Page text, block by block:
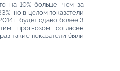
на 10% больше, чем за
но в целом показатели
г. будет сдано более 3
прогнозом согласен
такие показатели были